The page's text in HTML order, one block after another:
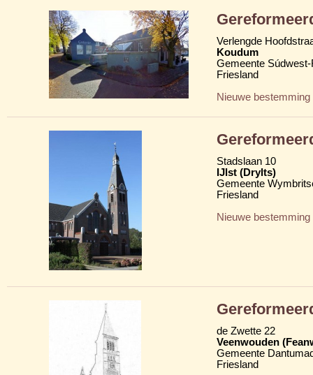
Verlengde
Koudum
Gemeente
Friesland
Nieuwe bestemming
Stadslaan 10
IJlst (Drylts)
Gemeente
Friesland
Nieuwe bestemming
de Zwette 22
Veenwouden
Gemeente
Friesland